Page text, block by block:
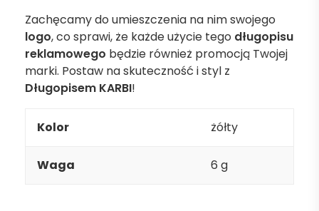
Zachęcamy do umieszczenia na nim swojego
logo, co sprawi, że każde użycie tego długopisu
reklamowego będzie również promocją Twojej
marki. Postaw na skuteczność i styl z
Długopisem KARBI!
Kolor żółty
Waga 6 g